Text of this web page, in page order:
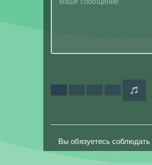
Вы обязуетесь соблюдать